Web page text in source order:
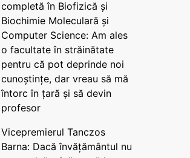
completă în Biofizică și
Biochimie Moleculară și
Computer Science: Am ales
o facultate în străinătate
pentru că pot deprinde noi
cunoștințe, dar vreau să mă
întorc în țară și să devin
profesor
Vicepremierul Tanczos
Barna: Dacă învățământul nu